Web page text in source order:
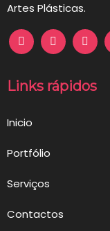
Artes Plásticas.
Links rápidos
Inicio
Portfólio
Serviços
Contactos